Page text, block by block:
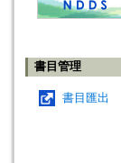
書目管理
書目匯出